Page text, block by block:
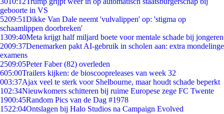
geboorte in VS
5209:51Dikke Van Dale neemt 'vulvalippen' op: 'stigma op
schaamlippen doorbreken'
1309:40Meta krijgt half miljard boete voor mentale schade bij jongeren
2009:37Denemarken pakt AI-gebruik in scholen aan: extra mondelinge
examens
2509:05Peter Faber (82) overleden
605:00Trailers kijken: de bioscoopreleases van week 32
003:37Ajax veel te sterk voor Shelbourne, maar houdt schade beperkt
102:34Nieuwkomers schitteren bij ruime Europese zege FC Twente
1900:45Random Pics van de Dag #1978
1522:04Ontslagen bij Halo Studios na Campaign Evolved